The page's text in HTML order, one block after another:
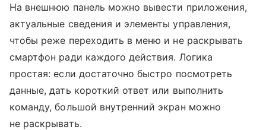
На внешнюю панель можно вывести приложения,
актуальные сведения и элементы управления,
чтобы реже переходить в меню и не раскрывать
смартфон ради каждого действия. Логика
простая: если достаточно быстро посмотреть
данные, дать короткий ответ или выполнить
команду, большой внутренний экран можно
не раскрывать.